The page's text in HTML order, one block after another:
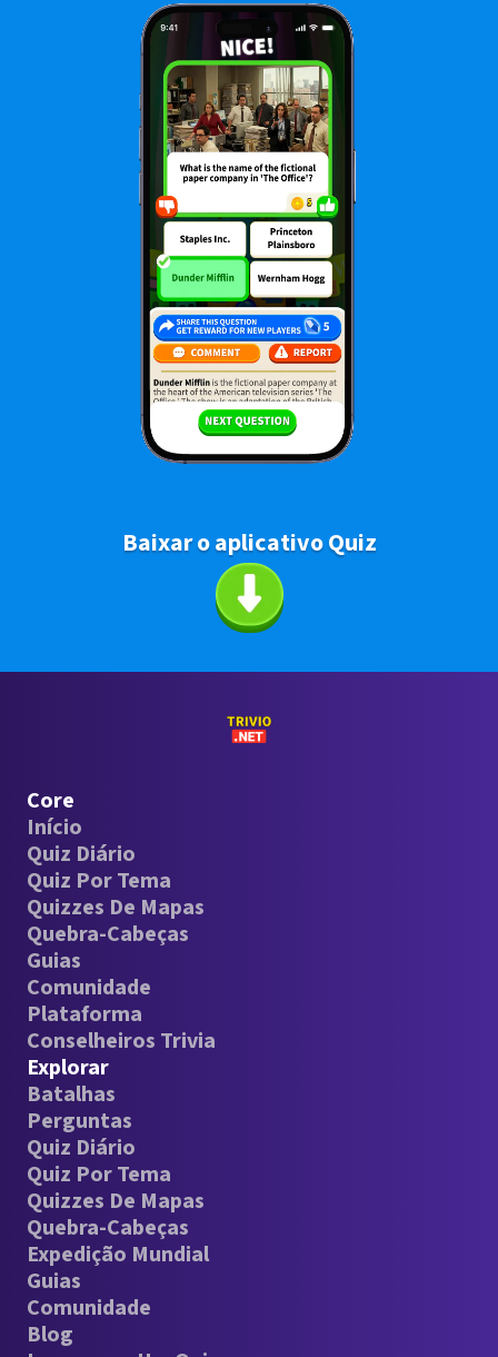
Baixar o aplicativo Quiz
Core
Início
Quiz Diário
Quiz Por Tema
Quizzes De Mapas
Quebra-Cabeças
Guias
Comunidade
Plataforma
Conselheiros Trivia
Explorar
Batalhas
Perguntas
Quiz Diário
Quiz Por Tema
Quizzes De Mapas
Quebra-Cabeças
Expedição Mundial
Guias
Comunidade
Blog